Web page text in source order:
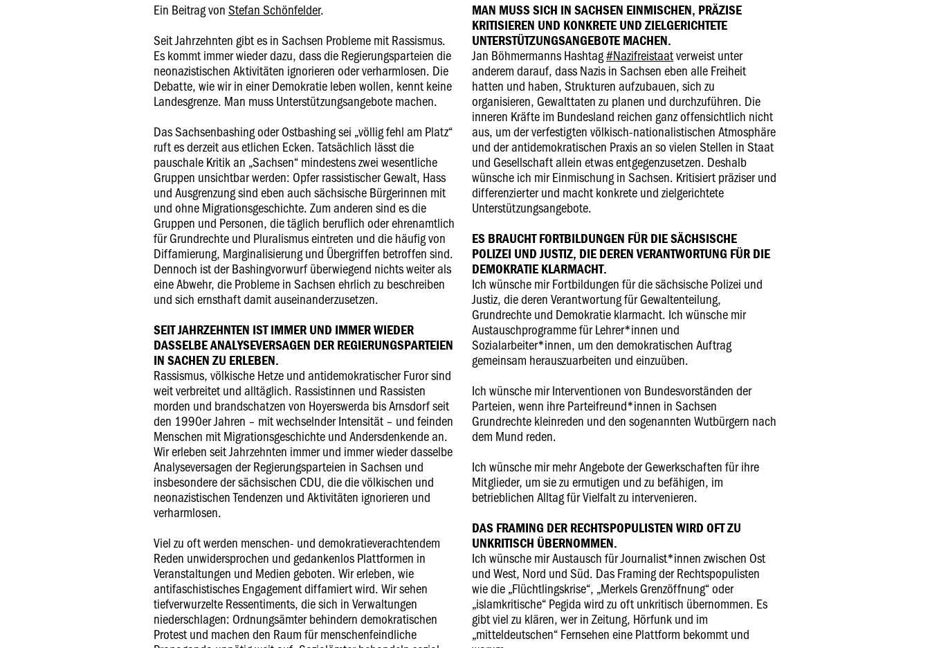
Ein Beitrag von Stefan Schönfelder.
Seit Jahrzehnten gibt es in Sachsen Probleme mit Rassismus.
Es kommt immer wieder dazu, dass die Regierungsparteien die
neonazistischen Aktivitäten ignorieren oder verharmlosen. Die
Debatte, wie wir in einer Demokratie leben wollen, kennt keine
Landesgrenze. Man muss Unterstützungsangebote machen.
Das Sachsenbashing oder Ostbashing sei „völlig fehl am Platz“
ruft es derzeit aus etlichen Ecken. Tatsächlich lässt die
pauschale Kritik an „Sachsen“ mindestens zwei wesentliche
Gruppen unsichtbar werden: Opfer rassistischer Gewalt, Hass
und Ausgrenzung sind eben auch sächsische Bürgerinnen mit
und ohne Migrationsgeschichte. Zum anderen sind es die
Gruppen und Personen, die täglich beruflich oder ehrenamtlich
für Grundrechte und Pluralismus eintreten und die häufig von
Diffamierung, Marginalisierung und Übergriffen betroffen sind.
Dennoch ist der Bashingvorwurf überwiegend nichts weiter als
eine Abwehr, die Probleme in Sachsen ehrlich zu beschreiben
und sich ernsthaft damit auseinanderzusetzen.
SEIT JAHRZEHNTEN IST IMMER UND IMMER WIEDER
DASSELBE ANALYSEVERSAGEN DER REGIERUNGSPARTEIEN
IN SACHEN ZU ERLEBEN.
Rassismus, völkische Hetze und antidemokratischer Furor sind
weit verbreitet und alltäglich. Rassistinnen und Rassisten
morden und brandschatzen von Hoyerswerda bis Arnsdorf seit
den 1990er Jahren – mit wechselnder Intensität – und feinden
Menschen mit Migrationsgeschichte und Andersdenkende an.
Wir erleben seit Jahrzehnten immer und immer wieder dasselbe
Analyseversagen der Regierungsparteien in Sachsen und
insbesondere der sächsischen CDU, die die völkischen und
neonazistischen Tendenzen und Aktivitäten ignorieren und
verharmlosen.
Viel zu oft werden menschen- und demokratieverachtendem
Reden unwidersprochen und gedankenlos Plattformen in
Veranstaltungen und Medien geboten. Wir erleben, wie
antifaschistisches Engagement diffamiert wird. Wir sehen
tiefverwurzelte Ressentiments, die sich in Verwaltungen
niederschlagen: Ordnungsämter behindern demokratischen
Protest und machen den Raum für menschenfeindliche
MAN MUSS SICH IN SACHSEN EINMISCHEN, PRÄZISE
KRITISIEREN UND KONKRETE UND ZIELGERICHTETE
UNTERSTÜTZUNGSANGEBOTE MACHEN.
Jan Böhmermanns Hashtag#Nazifreistaatverweist unter
anderem darauf, dass Nazis in Sachsen eben alle Freiheit
hatten und haben, Strukturen aufzubauen, sich zu
organisieren, Gewalttaten zu planen und durchzuführen. Die
inneren Kräfte im Bundesland reichen ganz offensichtlich nicht
aus, um der verfestigten völkisch-nationalistischen Atmosphäre
und der antidemokratischen Praxis an so vielen Stellen in Staat
und Gesellschaft allein etwas entgegenzusetzen. Deshalb
wünsche ich mir Einmischung in Sachsen. Kritisiert präziser und
differenzierter und macht konkrete und zielgerichtete
Unterstützungsangebote.
ES BRAUCHT FORTBILDUNGEN FÜR DIE SÄCHSISCHE
POLIZEI UND JUSTIZ, DIE DEREN VERANTWORTUNG FÜR DIE
DEMOKRATIE KLARMACHT.
Ich wünsche mir Fortbildungen für die sächsische Polizei und
Justiz, die deren Verantwortung für Gewaltenteilung,
Grundrechte und Demokratie klarmacht. Ich wünsche mir
Austauschprogramme für Lehrer*innen und
Sozialarbeiter*innen, um den demokratischen Auftrag
gemeinsam herauszuarbeiten und einzuüben.
Ich wünsche mir Interventionen von Bundesvorständen der
Parteien, wenn ihre Parteifreund*innen in Sachsen
Grundrechte kleinreden und den sogenannten Wutbürgern nach
dem Mund reden.
Ich wünsche mir mehr Angebote der Gewerkschaften für ihre
Mitglieder, um sie zu ermutigen und zu befähigen, im
betrieblichen Alltag für Vielfalt zu intervenieren.
DAS FRAMING DER RECHTSPOPULISTEN WIRD OFT ZU
UNKRITISCH ÜBERNOMMEN.
Ich wünsche mir Austausch für Journalist*innen zwischen Ost
und West, Nord und Süd. Das Framing der Rechtspopulisten
wie die „Flüchtlingskrise“, „Merkels Grenzöffnung“ oder
„islamkritische“ Pegida wird zu oft unkritisch übernommen. Es
gibt viel zu klären, wer in Zeitung, Hörfunk und im
„mitteldeutschen“ Fernsehen eine Plattform bekommt und